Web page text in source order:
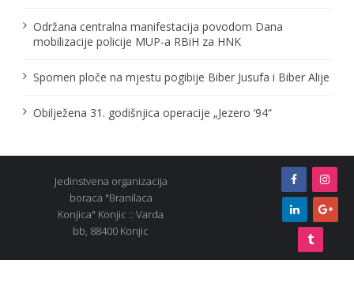
n
Održana centralna manifestacija povodom Dana
mobilizacije policije MUP-a RBiH za HNK
Spomen ploče na mjestu pogibije Biber Jusufa i Biber Alije
Obilježena 31. godišnjica operacije „Jezero ‘94“
Jedinstvena organizacija
boraca "Branilaca
Konjica" Konjic :: Varda
bb, 88400 Konjic